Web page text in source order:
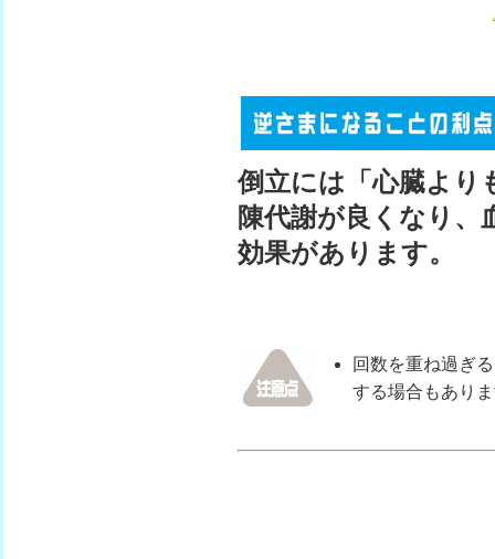
倒立には「心臓より
陳代謝が良くなり、
効果があります。
回数を重ね過ぎ
する場合もあり